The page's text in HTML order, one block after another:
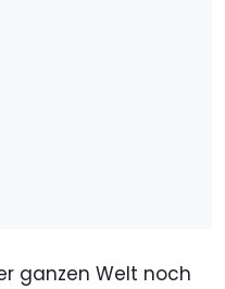
ganzen Welt noch